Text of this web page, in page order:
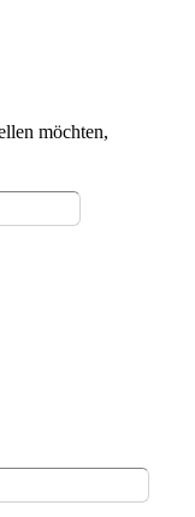
möchten,